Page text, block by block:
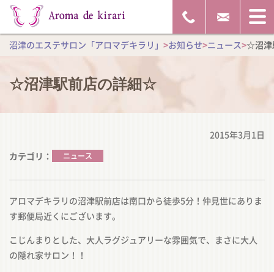
沼津のエステサロン「アロマデキラリ」 >お知らせ>ニュース>☆沼津
☆沼津駅前店の詳細☆
2015年3月1日
カテゴリ
ニュース
アロマデキラリの沼津駅前店は南口から徒歩5分！仲見世にありま
す郵便局近くにございます。
こじんまりとした、大人ラグジュアリーな雰囲気で、まさに大人
の隠れ家サロン！！